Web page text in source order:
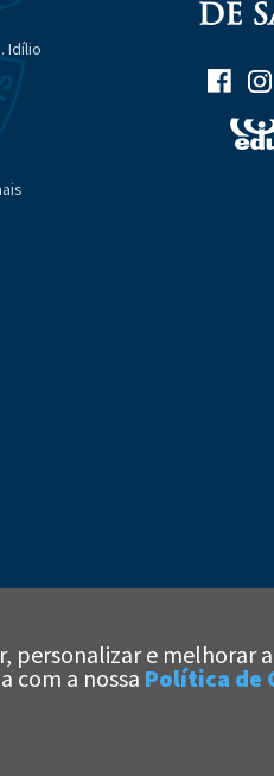
Idílio
personalizar e melhorar
com a nossa Política de